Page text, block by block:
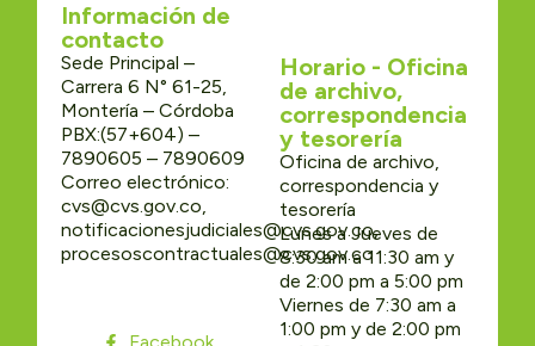
Información de
contacto
Sede Principal –
Carrera 6 N° 61-25,
Montería – Córdoba
PBX:(57+604) –
7890605 – 7890609
Correo electrónico:
cvs@cvs.gov.co,
notificacionesjudiciales@cvs.gov.co,
procesoscontractuales@cvs.gov.co
Horario - Oficina
de archivo,
correspondencia
y tesorería
Oficina de archivo,
correspondencia y
tesorería
Lunes a Jueves de
8:30 am a 11:30 am y
de 2:00 pm a 5:00 pm
Viernes de 7:30 am a
1:00 pm y de 2:00 pm